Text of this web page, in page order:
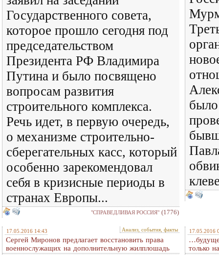
Государственного совета,
которое прошло сегодня под
председательством
Президента РФ Владимира
Путина и было посвящено
вопросам развития
строительного комплекса.
Речь идет, в первую очередь,
о механизме строительно-
сберегательных касс, который
особенно зарекомендовал
себя в кризисные периоды в
странах Европы...
"СПРАВЕДЛИВАЯ РОССИЯ" (1776)
17.05.2016 14:43 Анализ, события, факты
Сергей Миронов предлагает восстановить права
военнослужащих на дополнительную жилплошадь
17.05.2016
только